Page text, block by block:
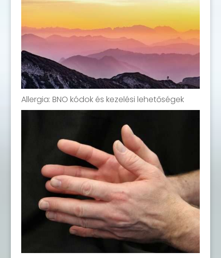
Allergia: BNO kódok és kezelési lehetőségek